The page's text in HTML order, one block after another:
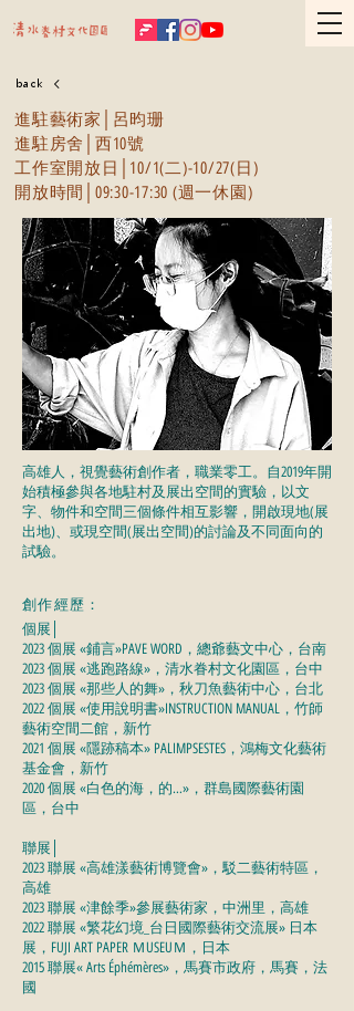
back
進駐藝術家│呂昀珊
進駐房舍│西10號
工作室開放日│10/1(二)-10/27(日)​​
開放時間│09:30-17:30 (週一休園)
高雄人，視覺藝術創作者，職業零工。自2019年開
始積極參與各地駐村及展出空間的實驗，以文
字、物件和空間三個條件相互影響，開啟現地(展
出地)、或現空間(展出空間)的討論及不同面向的
試驗。
創作經歷：
個展
2023 個展 «鋪言»PAVE WORD，總爺藝文中心，台南
2023 個展 «逃跑路線»，清水眷村文化園區，台中
2023 個展 «那些人的舞»，秋刀魚藝術中心，台北
2022 個展 «使用說明書»INSTRUCTION MANUAL，竹師
藝術空間二館，新竹
2021 個展 «隱跡稿本» PALIMPSESTES，鴻梅文化藝術
基金會，新竹
2020 個展 «白色的海，的…»，群島國際藝術園
區，台中
聯展
2023 聯展 «高雄漾藝術博覽會»，駁二藝術特區，
高雄
2023 聯展 «津餘季»參展藝術家，中洲里，高雄
2022 聯展 «繁花幻境_台日國際藝術交流展» 日本
展，FUJI ART PAPER ＭUSEUＭ，日本
2015 聯展« Arts Éphémères»，馬賽市政府，馬賽，法
國